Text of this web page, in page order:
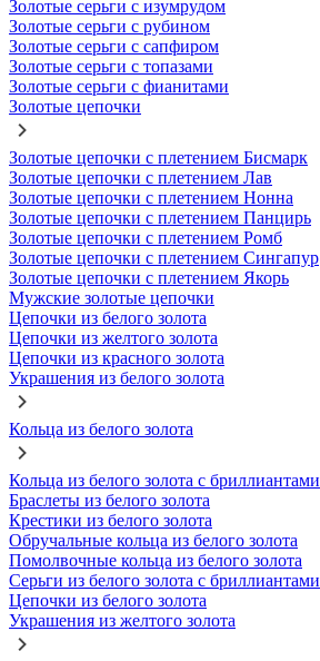
Золотые серьги с изумрудом
Золотые серьги с рубином
Золотые серьги с сапфиром
Золотые серьги с топазами
Золотые серьги с фианитами
Золотые цепочки
Золотые цепочки с плетением Бисмарк
Золотые цепочки с плетением Лав
Золотые цепочки с плетением Нонна
Золотые цепочки с плетением Панцирь
Золотые цепочки с плетением Ромб
Золотые цепочки с плетением Сингапур
Золотые цепочки с плетением Якорь
Мужские золотые цепочки
Цепочки из белого золота
Цепочки из желтого золота
Цепочки из красного золота
Украшения из белого золота
Кольца из белого золота
Кольца из белого золота с бриллиантами
Браслеты из белого золота
Крестики из белого золота
Обручальные кольца из белого золота
Помолвочные кольца из белого золота
Серьги из белого золота с бриллиантами
Цепочки из белого золота
Украшения из желтого золота